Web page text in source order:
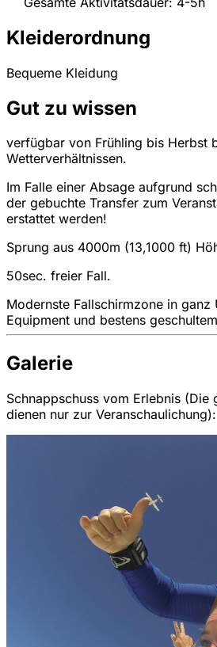
Kleiderordnung
Bequeme Kleidung
Gut zu wissen
verfügbar von Frühling bis Herbst
Wetterverhältnissen.
Im Falle einer Absage aufgrund
der gebuchte Transfer zum
erstattet werden!
Sprung aus 4000m (13,1000 ft)
50sec. freier Fall.
Modernste Fallschirmzone in ganz
Equipment und bestens
Galerie
Schnappschuss vom Erlebnis (Die
dienen nur zur Veranschaulichung):